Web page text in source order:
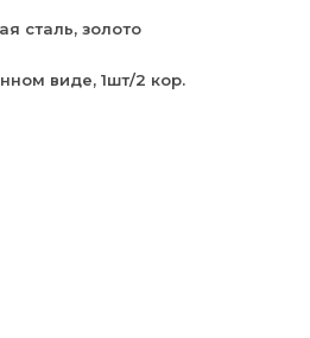
сталь, золото
виде, 1шт/2 кор.